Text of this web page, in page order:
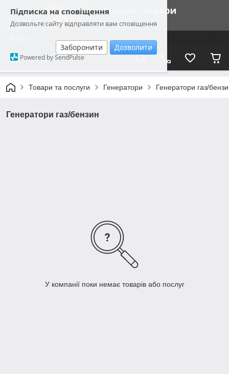
Підписка на сповіщення
Дозвольте сайту відправляти вам сповіщення
Заборонити Дозволити
Powered by SendPulse
Товари та послуги Генератори Генератори газ/
Генератори газ/бензин
У компанії поки немає товарів або послуг